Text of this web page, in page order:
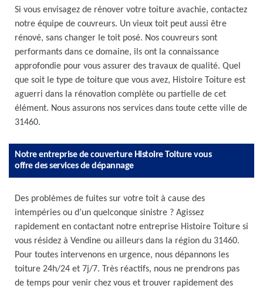
Si vous envisagez de rénover votre toiture avachie, contactez
notre équipe de couvreurs. Un vieux toit peut aussi être
rénové, sans changer le toit posé. Nos couvreurs sont
performants dans ce domaine, ils ont la connaissance
approfondie pour vous assurer des travaux de qualité. Quel
que soit le type de toiture que vous avez, Histoire Toiture est
aguerri dans la rénovation complète ou partielle de cet
élément. Nous assurons nos services dans toute cette ville de
31460.
Notre entreprise de couverture Histoire Toiture vous
offre des services de dépannage
Des problèmes de fuites sur votre toit à cause des
intempéries ou d’un quelconque sinistre ? Agissez
rapidement en contactant notre entreprise Histoire Toiture si
vous résidez à Vendine ou ailleurs dans la région du 31460.
Pour toutes intervenons en urgence, nous dépannons les
toiture 24h/24 et 7j/7. Très réactifs, nous ne prendrons pas
de temps pour venir chez vous et trouver rapidement des